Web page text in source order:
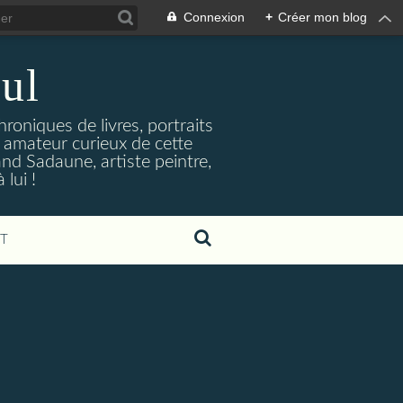
Connexion + Créer mon blog
de livres, portraits
curieux de cette
Sadaune, artiste peintre,
lui !